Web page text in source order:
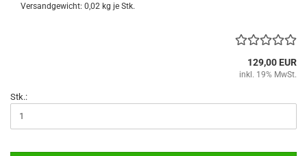
Versandgewicht: 0,02 kg je Stk.
129,00 EUR
inkl. 19% MwSt.
Stk.: